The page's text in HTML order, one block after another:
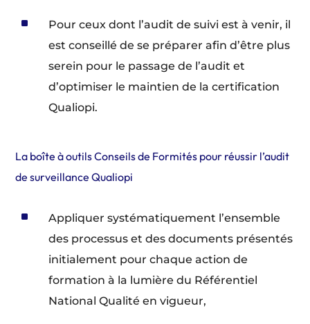
^
Pour ceux dont l’audit de suivi est à venir, il
est conseillé de se préparer afin d’être plus
serein pour le passage de l’audit et
d’optimiser le maintien de la certification
Qualiopi.
La boîte à outils Conseils de Formités pour réussir l’audit
de surveillance Qualiopi
^
Appliquer systématiquement l’ensemble
des processus et des documents présentés
initialement pour chaque action de
formation à la lumière du Référentiel
National Qualité en vigueur,